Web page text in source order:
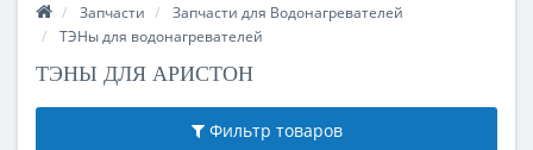
Запчасти
Запчасти для Водонагревателей
ТЭНы для водонагревателей
ТЭНЫ ДЛЯ АРИСТОН
Фильтр товаров